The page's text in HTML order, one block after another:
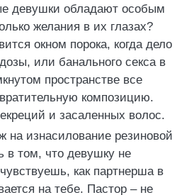
девушки обладают особым
желания в их глазах?
окном порока, когда дело
или банального секса в
пространстве все
композицию.
и засаленных волос.
на изнасилование резиновой
в том, что девушку не
как партнерша в
на тебе. Пастор – не